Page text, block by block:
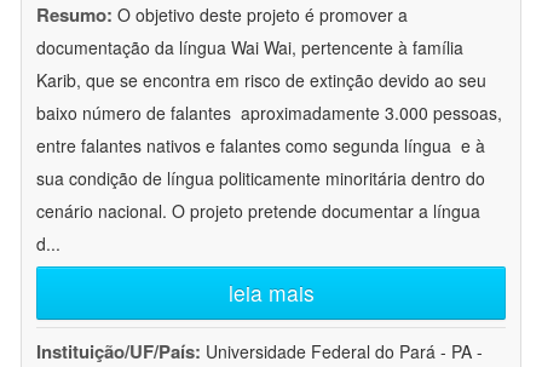
Resumo: O objetivo deste projeto é promover a
documentação da língua Wai Wai, pertencente à família
Karib, que se encontra em risco de extinção devido ao seu
baixo número de falantes  aproximadamente 3.000 pessoas,
entre falantes nativos e falantes como segunda língua  e à
sua condição de língua politicamente minoritária dentro do
cenário nacional. O projeto pretende documentar a língua
d...
leia mais
Instituição/UF/País: Universidade Federal do Pará - PA -